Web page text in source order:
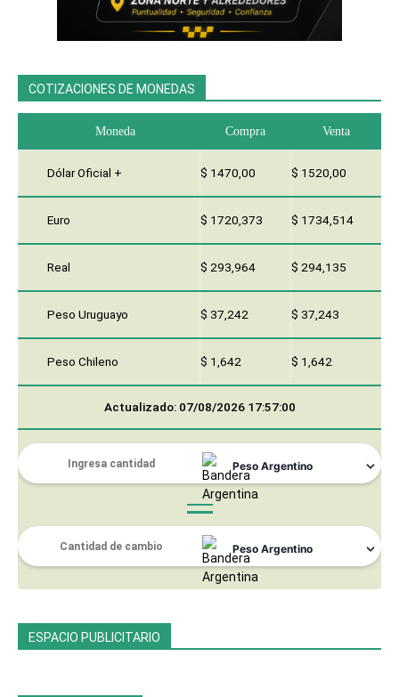
COTIZACIONES DE MONEDAS
Moneda Compra Venta
Dólar Oficial + $ 1470,00 $ 1520,00
Euro $ 1720,373 $ 1734,514
Real $ 293,964 $ 294,135
Peso Uruguayo $ 37,242 $ 37,243
Peso Chileno $ 1,642 $ 1,642
Actualizado: 07/08/2026 17:57:00
ESPACIO PUBLICITARIO